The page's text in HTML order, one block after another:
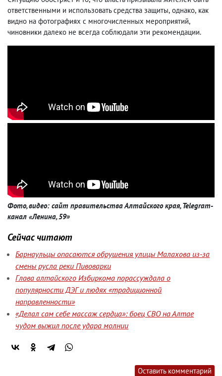
ответственными и использовать средства защиты, однако, как
видно на фотографиях с многочисленных мероприятий,
чиновники далеко не всегда соблюдали эти рекомендации.
Фото, видео: сайт правительства Алтайского края, Telegram-
канал «Ленина, 59»
Сейчас читают
Барнаульцы опасаются обрушения улицы Малахова из-за
смены русла реки Пивоварки
Глава алтайского Избиркома порассуждала о
популярности ДЭГ и людях «традиционной
направленности»
«Делал сам себе массаж сердца»: боец СВО на Алтае
чудом выжил после удара молнии
Оставить комментарий